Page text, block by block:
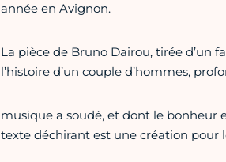
année en Avignon.
La pièce de Bruno Dairou, tirée d’un
l’histoire d’un couple d’hommes,
musique a soudé, et dont le bonheur
texte déchirant est une création pour